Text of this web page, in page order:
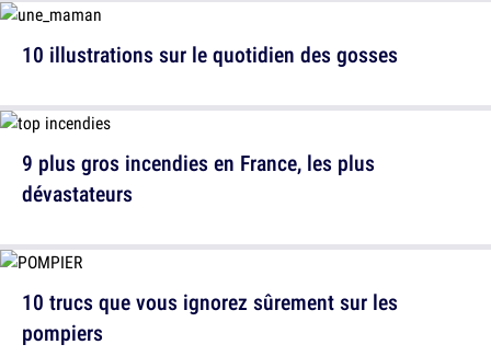
10 illustrations sur le quotidien des gosses
10 trucs que vous ignorez sûrement sur les
pompiers
9 plus gros incendies en France, les plus
dévastateurs